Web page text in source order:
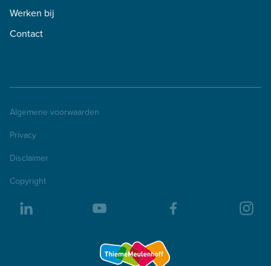
Werken bij
Contact
Algemene voorwaarden
Privacy
Disclaimer
Copyright